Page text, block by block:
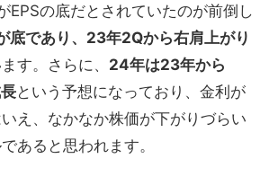
EPSの底だとされていたのが前倒し
底であり、23年2Qから右肩上がり
す。さらに、 24年は23年から
という予想になっており、金利が
いえ、なかなか株価が下がりづらい
あると思われます。